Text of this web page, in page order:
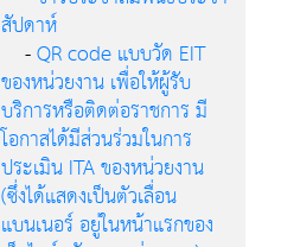
สัปดาห์
-QR code แบบวัด EIT
ของหน่วยงาน เพื่อให้ผู้รับ
บริการหรือติดต่อราชการ มี
โอกาสได้มีส่วนร่วมในการ
ประเมิน ITA ของหน่วยงาน
(ซึ่งได้แสดงเป็นตัวเลื่อน
แบนเนอร์ อยู่ในหน้าแรกของ